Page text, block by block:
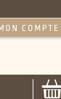
COMPTE